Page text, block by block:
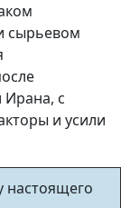
сырьевом
с
и усили
настоящего